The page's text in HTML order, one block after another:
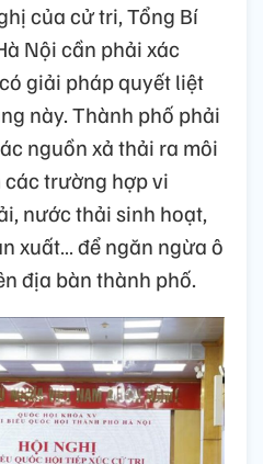
của cử tri, Tổng Bí
Nội cần phải xác
giải pháp quyết liệt
này. Thành phố phải
nguồn xả thải ra môi
trường hợp vi
nước thải sinh hoạt,
xuất… để ngăn ngừa ô
địa bàn thành phố.